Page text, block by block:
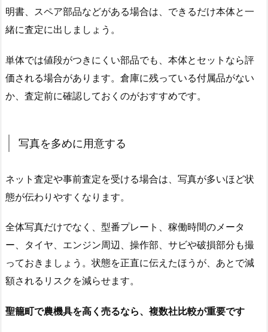
明書、スペア部品などがある場合は、できるだけ本体と一
緒に査定に出しましょう。
単体では値段がつきにくい部品でも、本体とセットなら評
価される場合があります。倉庫に残っている付属品がない
か、査定前に確認しておくのがおすすめです。
写真を多めに用意する
ネット査定や事前査定を受ける場合は、写真が多いほど状
態が伝わりやすくなります。
全体写真だけでなく、型番プレート、稼働時間のメータ
ー、タイヤ、エンジン周辺、操作部、サビや破損部分も撮
っておきましょう。状態を正直に伝えたほうが、あとで減
額されるリスクを減らせます。
聖籠町で農機具を高く売るなら、複数社比較が重要です